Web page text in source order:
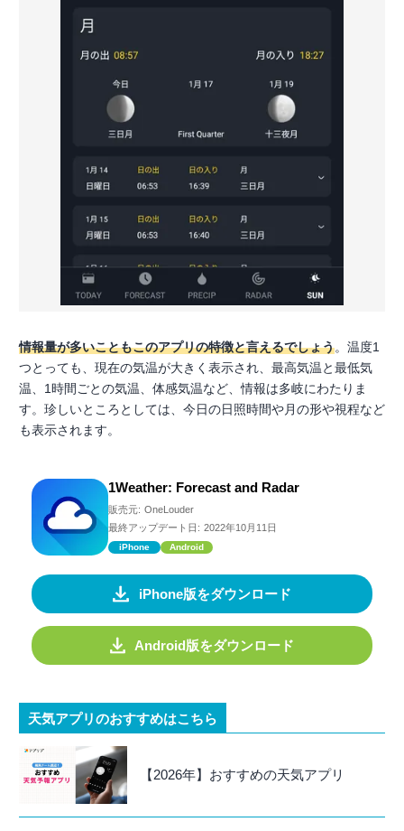
情報量が多いこともこのアプリの特徴と言えるでしょう。温度1
つとっても、現在の気温が大きく表示され、最高気温と最低気
温、1時間ごとの気温、体感気温など、情報は多岐にわたりま
す。珍しいところとしては、今日の日照時間や月の形や視程など
も表示されます。
1Weather: Forecast and Radar
販売元: OneLouder
最終アップデート日: 2022年10月11日
iPhone Android
iPhone版をダウンロード
Android版をダウンロード
天気アプリのおすすめはこちら
【2026年】おすすめの天気アプリ